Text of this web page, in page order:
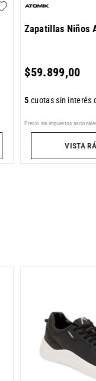
Zapatillas Niños
$59.899,00
5 cuotas sin interés
Precio sin impuestos
VISTA